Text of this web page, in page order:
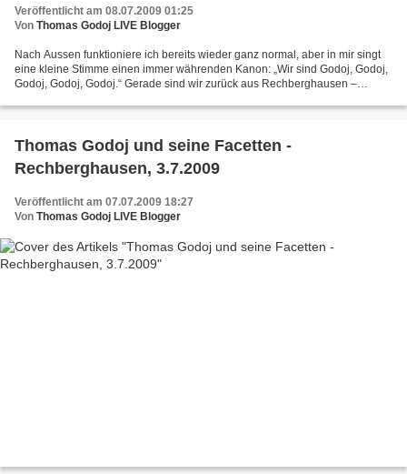
Veröffentlicht am 08.07.2009 01:25
Von Thomas Godoj LIVE Blogger
Nach Aussen funktioniere ich bereits wieder ganz normal, aber in mir singt
eine kleine Stimme einen immer währenden Kanon: „Wir sind Godoj, Godoj,
Godoj, Godoj, Godoj.“ Gerade sind wir zurück aus Rechberghausen –
Thomas Godoj und seine Facetten -
Rechberghausen, 3.7.2009
Veröffentlicht am 07.07.2009 18:27
Von Thomas Godoj LIVE Blogger